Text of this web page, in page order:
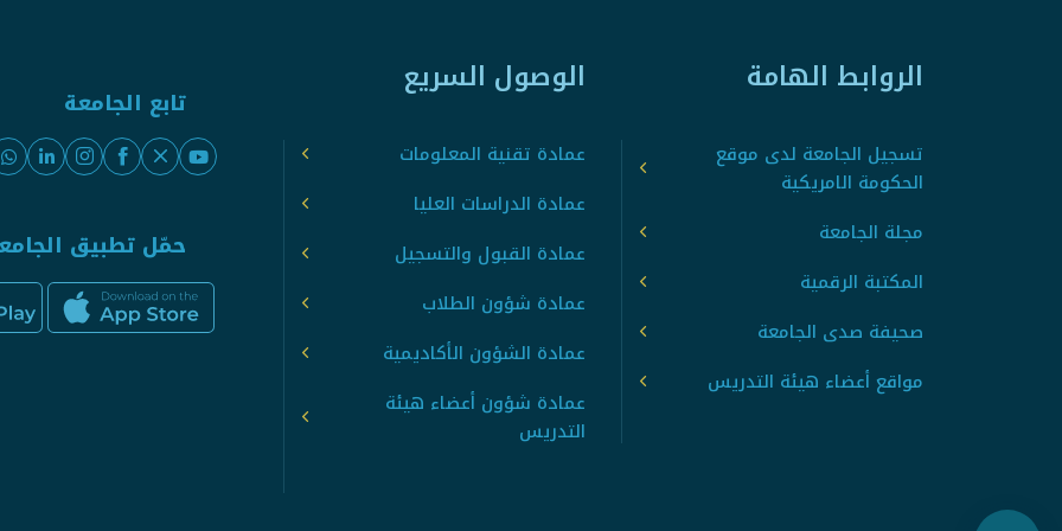
الروابط الهامة
تسجيل الجامعة لدى موقع
الحكومة الامريكية
مجلة الجامعة
المكتبة الرقمية
صحيفة صدى الجامعة
مواقع أعضاء هيئة التدريس
الوصول السريع
عمادة تقنية المعلومات
عمادة الدراسات العليا
عمادة القبول والتسجيل
عمادة شؤون الطلاب
عمادة الشؤون الأكاديمية
عمادة شؤون أعضاء هيئة
التدريس
تابع الجامعة
حمّل تطبيق